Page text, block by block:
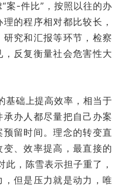
案-件比”，按照以往的办
的程序相对都比较长，
究和汇报等环节，检察
反复衡量社会危害性大
基础上提高效率，相当于
办人都尽量把自己办案
留时间。理念的转变直
、效率提高，最直接的
此，陈雪表示担子重了，
但是压力就是动力，唯